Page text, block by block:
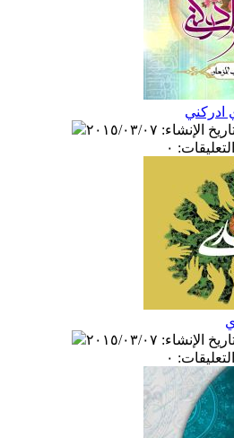
الإنشاء: ٢٠١٥/٠٣/٠٧
التعليقات: ٠
الإنشاء: ٢٠١٥/٠٣/٠٧
التعليقات: ٠